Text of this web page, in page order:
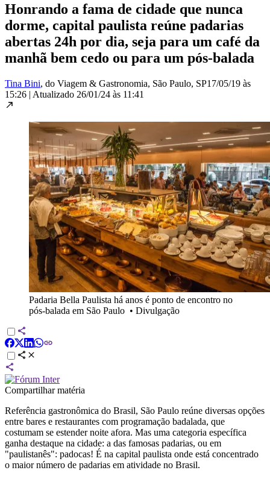
Honrando a fama de cidade que nunca
dorme, capital paulista reúne padarias
abertas 24h por dia, seja para um café da
manhã bem cedo ou para um pós-balada
Tina Bini, do Viagem & Gastronomia, São Paulo, SP17/05/19 às
15:26 | Atualizado 26/01/24 às 11:41
Padaria Bella Paulista há anos é ponto de encontro no
pós-balada em São Paulo • Divulgação
Compartilhar matéria
Referência gastronômica do Brasil, São Paulo reúne diversas opções
entre bares e restaurantes com programação badalada, que
costumam se estender noite afora. Mas uma categoria específica
ganha destaque na cidade: a das famosas padarias, ou em
"paulistanês": padocas! É na capital paulista onde está concentrado
o maior número de padarias em atividade no Brasil.